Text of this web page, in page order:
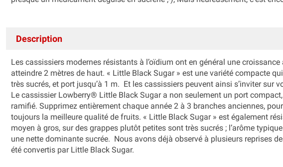
Description
Les cassissiers modernes résistants à l’oïdium ont en général une
atteindre 2 mètres de haut. « Little Black Sugar » est une variété compacte
très sucrés, et port jusqu’à 1 m. Et les cassissiers peuvent ainsi s’inviter sur
Le cassissier Lowberry® Little Black Sugar a non seulement un port
ramifié. Supprimez entièrement chaque année 2 à 3 branches anciennes,
toujours la meilleure qualité de fruits. « Little Black Sugar » est également
moyen à gros, sur des grappes plutôt petites sont très sucrés ; l’arôme
une nette dominante sucrée. Nous avons déjà observé à plusieurs reprises
été convertis par Little Black Sugar.